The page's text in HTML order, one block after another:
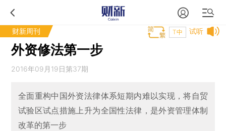
财新周刊 试听
T中
外资修法第一步
2016年09月19日第37期
全面重构中国外资法律体系短期内难以实现，将自贸
试验区试点措施上升为全国性法律，是外资管理体制
改革的第一步